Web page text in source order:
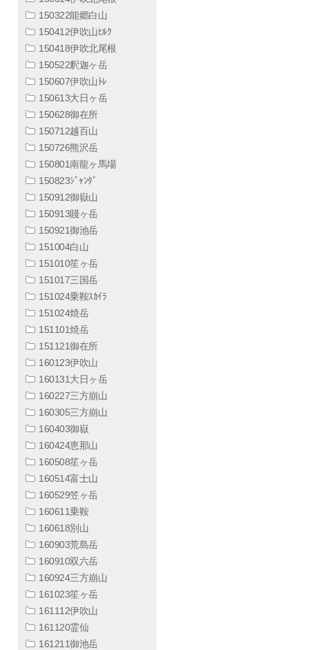
150322能郷白山
150412伊吹山ﾋﾙｸ
150418伊吹北尾根
150522釈迦ヶ岳
150607伊吹山ﾄﾚ
150613大日ヶ岳
150628御在所
150712越百山
150726熊沢岳
150801南龍ヶ馬場
150823ｼﾞｬﾝﾀﾞ
150912御嶽山
150913賤ヶ岳
150921御池岳
151004白山
151010笙ヶ岳
151017三国岳
151024乗鞍ｽｶｲﾗ
151024焼岳
151101焼岳
151121御在所
160123伊吹山
160131大日ヶ岳
160227三方崩山
160305三方崩山
160403御嶽
160424恵那山
160508笙ヶ岳
160514富士山
160529笠ヶ岳
160611乗鞍
160618別山
160903荒島岳
160910双六岳
160924三方崩山
161023笙ヶ岳
161112伊吹山
161120霊仙
161211御池岳